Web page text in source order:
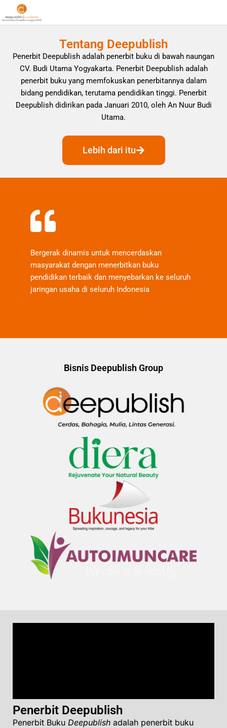
Tentang Deepublish
Penerbit Deepublish adalah penerbit buku di bawah naungan
CV. Budi Utama Yogyakarta. Penerbit Deepublish adalah
penerbit buku yang memfokuskan penerbitannya dalam
bidang pendidikan, terutama pendidikan tinggi. Penerbit
Deepublish didirikan pada Januari 2010, oleh An Nuur Budi
Utama.
Lebih dari itu
Bergerak dinamis untuk mencerdaskan
masyarakat dengan menerbitkan buku
pendidikan terbaik dan menyebarkan ke seluruh
jaringan usaha di seluruh Indonesia
Bisnis Deepublish Group
Penerbit Deepublish
Penerbit Buku Deepublish adalah penerbit buku